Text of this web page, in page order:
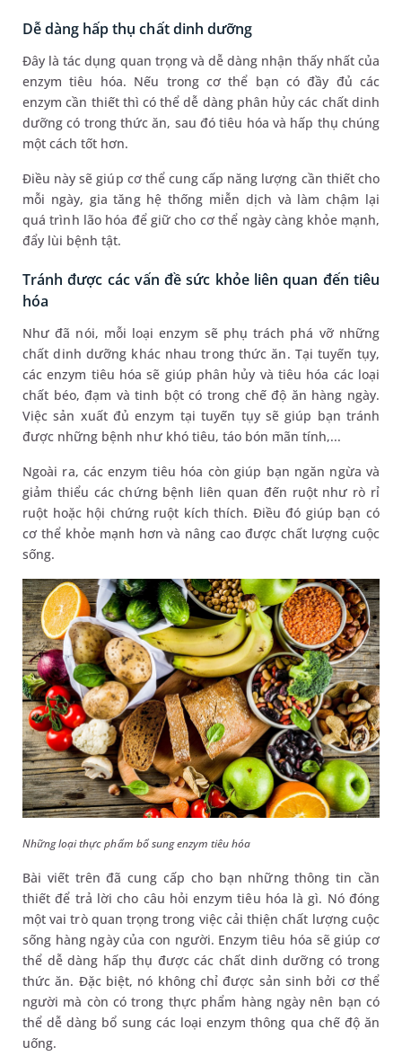
Dễ dàng hấp thụ chất dinh dưỡng
Đây là tác dụng quan trọng và dễ dàng nhận thấy nhất của
enzym tiêu hóa. Nếu trong cơ thể bạn có đầy đủ các
enzym cần thiết thì có thể dễ dàng phân hủy các chất dinh
dưỡng có trong thức ăn, sau đó tiêu hóa và hấp thụ chúng
một cách tốt hơn.
Điều này sẽ giúp cơ thể cung cấp năng lượng cần thiết cho
mỗi ngày, gia tăng hệ thống miễn dịch và làm chậm lại
quá trình lão hóa để giữ cho cơ thể ngày càng khỏe mạnh,
đẩy lùi bệnh tật.
Tránh được các vấn đề sức khỏe liên quan đến tiêu
hóa
Như đã nói, mỗi loại enzym sẽ phụ trách phá vỡ những
chất dinh dưỡng khác nhau trong thức ăn. Tại tuyến tụy,
các enzym tiêu hóa sẽ giúp phân hủy và tiêu hóa các loại
chất béo, đạm và tinh bột có trong chế độ ăn hàng ngày.
Việc sản xuất đủ enzym tại tuyến tụy sẽ giúp bạn tránh
được những bệnh như khó tiêu, táo bón mãn tính,...
Ngoài ra, các enzym tiêu hóa còn giúp bạn ngăn ngừa và
giảm thiểu các chứng bệnh liên quan đến ruột như rò rỉ
ruột hoặc hội chứng ruột kích thích. Điều đó giúp bạn có
cơ thể khỏe mạnh hơn và nâng cao được chất lượng cuộc
sống.
Những loại thực phẩm bổ sung enzym tiêu hóa
Bài viết trên đã cung cấp cho bạn những thông tin cần
thiết để trả lời cho câu hỏi enzym tiêu hóa là gì. Nó đóng
một vai trò quan trọng trong việc cải thiện chất lượng cuộc
sống hàng ngày của con người. Enzym tiêu hóa sẽ giúp cơ
thể dễ dàng hấp thụ được các chất dinh dưỡng có trong
thức ăn. Đặc biệt, nó không chỉ được sản sinh bởi cơ thể
người mà còn có trong thực phẩm hàng ngày nên bạn có
thể dễ dàng bổ sung các loại enzym thông qua chế độ ăn
uống.